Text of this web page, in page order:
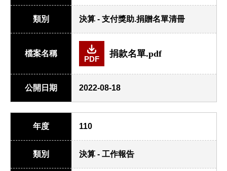
類別 決算 - 支付獎助.捐贈名單清冊
檔案名稱
PDF
捐款名單.pdf
公開日期 2022-08-18
年度 110
類別 決算 - 工作報告